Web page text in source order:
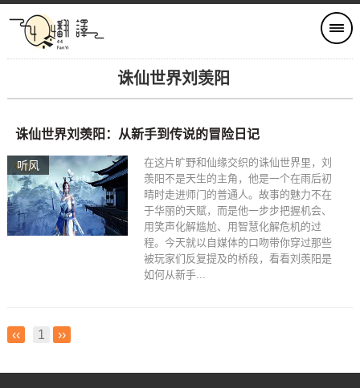
诛仙世界刘羡阳
听风
诛仙世界刘羡阳：从新手到传说的冒险日记
在这片旷野和仙缘交织的诛仙世界里，刘
羡阳不是天生的主角，他是一个在雨后初
晴时走进师门的普通人。故事的魅力不在
于华丽的天赋，而是他一步步把握机会、
用笑声化解尴尬、用智慧化解危机的过
程。今天就以自媒体的口吻带你穿过那些
被玩家们反复提及的桥段，看看刘羡阳是
如何从新手...
‹‹ 1 ››